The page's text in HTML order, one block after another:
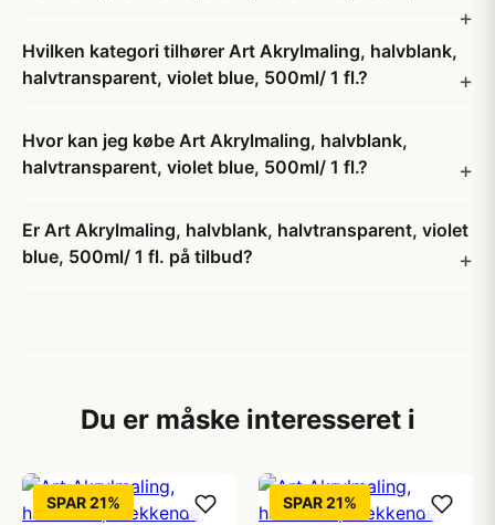
Hvilken kategori tilhører Art Akrylmaling, halvblank,
halvtransparent, violet blue, 500ml/ 1 fl.?
Hvor kan jeg købe Art Akrylmaling, halvblank,
halvtransparent, violet blue, 500ml/ 1 fl.?
Er Art Akrylmaling, halvblank, halvtransparent, violet
blue, 500ml/ 1 fl. på tilbud?
Du er måske interesseret i
SPAR 21% SPAR 21%